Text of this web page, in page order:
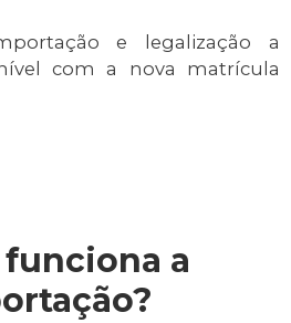
e legalização a
com a nova matrícula
funciona a